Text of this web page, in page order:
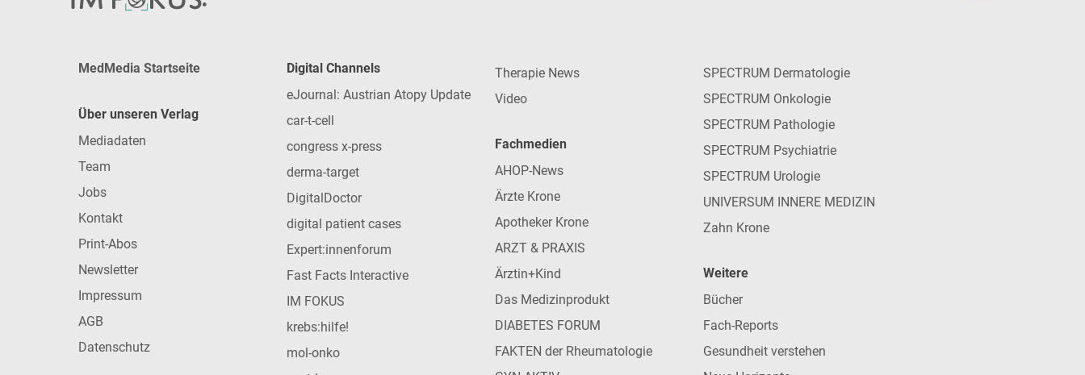
MedMedia Startseite
Über unseren Verlag
Mediadaten
Team
Jobs
Kontakt
Print-Abos
Newsletter
Impressum
AGB
Datenschutz
Digital Channels
eJournal: Austrian Atopy Update
car-t-cell
congress x-press
derma-target
DigitalDoctor
digital patient cases
Expert:innenforum
Fast Facts Interactive
IM FOKUS
krebs:hilfe!
mol-onko
Therapie News
Video
Fachmedien
AHOP-News
Ärzte Krone
Apotheker Krone
ARZT & PRAXIS
Ärztin+Kind
Das Medizinprodukt
DIABETES FORUM
FAKTEN der Rheumatologie
SPECTRUM Dermatologie
SPECTRUM Onkologie
SPECTRUM Pathologie
SPECTRUM Psychiatrie
SPECTRUM Urologie
UNIVERSUM INNERE MEDIZIN
Zahn Krone
Weitere
Bücher
Fach-Reports
Gesundheit verstehen